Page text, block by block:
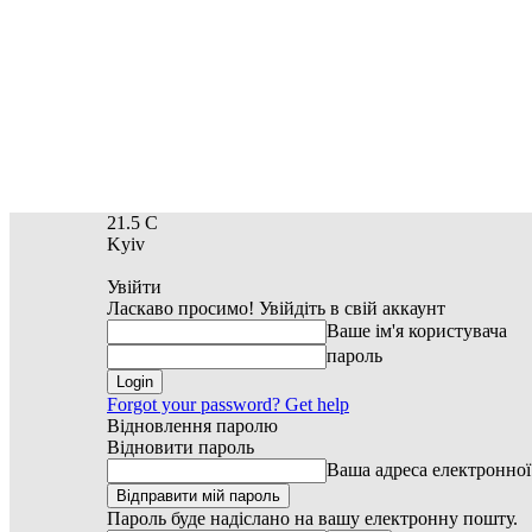
21.5 C
Kyiv
Увійти
Ласкаво просимо! Увійдіть в свій аккаунт
Ваше ім'я користувача
пароль
Forgot your password? Get help
Відновлення паролю
Відновити пароль
Ваша адреса
Пароль буде надіслано на вашу електронну пошту.